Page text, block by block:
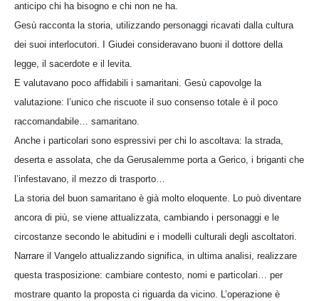
anticipo chi ha bisogno e chi non ne ha.
Gesù racconta la storia, utilizzando personaggi ricavati dalla cultura
dei suoi interlocutori. I Giudei consideravano buoni il dottore della
legge, il sacerdote e il levita.
E valutavano poco affidabili i samaritani. Gesù capovolge la
valutazione: l’unico che riscuote il suo consenso totale è il poco
raccomandabile… samaritano.
Anche i particolari sono espressivi per chi lo ascoltava: la strada,
deserta e assolata, che da Gerusalemme porta a Gerico, i briganti che
l’infestavano, il mezzo di trasporto…
La storia del buon samaritano è già molto eloquente. Lo può diventare
ancora di più, se viene attualizzata, cambiando i personaggi e le
circostanze secondo le abitudini e i modelli culturali degli ascoltatori.
Narrare il Vangelo attualizzando significa, in ultima analisi, realizzare
questa trasposizione: cambiare contesto, nomi e particolari… per
mostrare quanto la proposta ci riguarda da vicino. L’operazione è